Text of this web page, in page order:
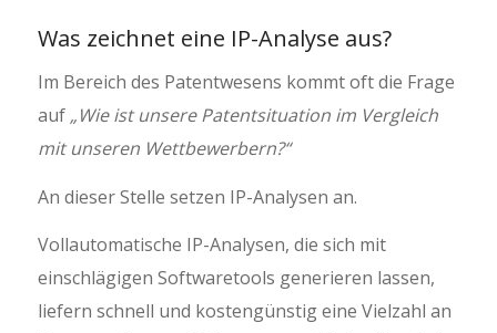
Was zeichnet eine IP-Analyse aus?
Im Bereich des Patentwesens kommt oft die Frage
auf „Wie ist unsere Patentsituation im Vergleich
mit unseren Wettbewerbern?“
An dieser Stelle setzen IP-Analysen an.
Vollautomatische IP-Analysen, die sich mit
einschlägigen Softwaretools generieren lassen,
liefern schnell und kostengünstig eine Vielzahl an